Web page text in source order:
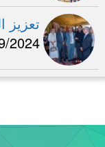
تعزيز
2024